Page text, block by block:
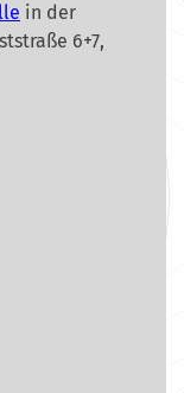
in der
6+7,